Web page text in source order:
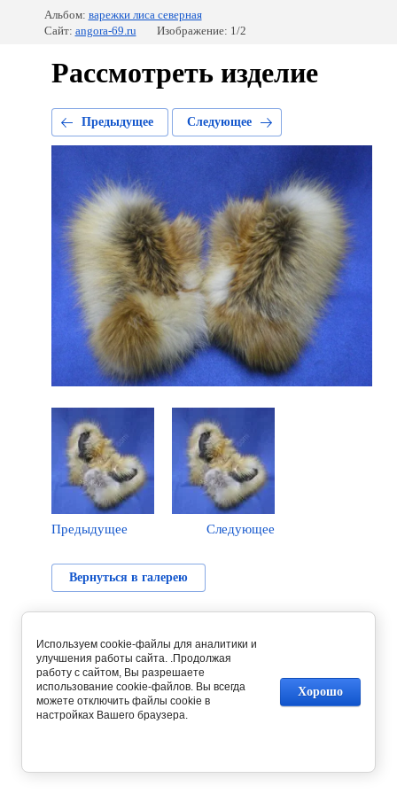
Альбом: варежки лиса северная
Сайт: angora-69.ru Изображение: 1/2
Рассмотреть изделие
Предыдущее Следующее
Предыдущее Следующее
Вернуться в галерею
Используем cookie-файлы для аналитики и
улучшения работы сайта. .Продолжая
работу с сайтом, Вы разрешаете
использование cookie-файлов. Вы всегда
можете отключить файлы cookie в
настройках Вашего браузера.
Хорошо